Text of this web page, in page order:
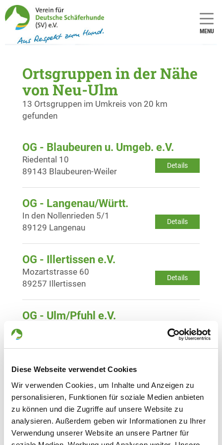
Diese Webseite verwendet Cookies
Wir verwenden Cookies, um Inhalte und Anzeigen zu
personalisieren, Funktionen für soziale Medien anbieten
zu können und die Zugriffe auf unsere Website zu
analysieren. Außerdem geben wir Informationen zu Ihrer
Verwendung unserer Website an unsere Partner für
MENU
Ortsgruppen in der Nähe
von Neu-Ulm
13 Ortsgruppen im Umkreis von 20 km
gefunden
OG - Blaubeuren u. Umgeb. e.V.
Details
Riedental 10
89143 Blaubeuren-Weiler
OG - Langenau/Württ.
Details
In den Nollenrieden 5/1
89129 Langenau
OG - Illertissen e.V.
Details
Mozartstrasse 60
89257 Illertissen
OG - Ulm/Pfuhl e.V.
Details
OG - Blautal e.V.
Details
Beurer Talweg 1
89134 Blaustein-Wippingen
OG - Erbach Krs. Ulm
Am Donaukanal